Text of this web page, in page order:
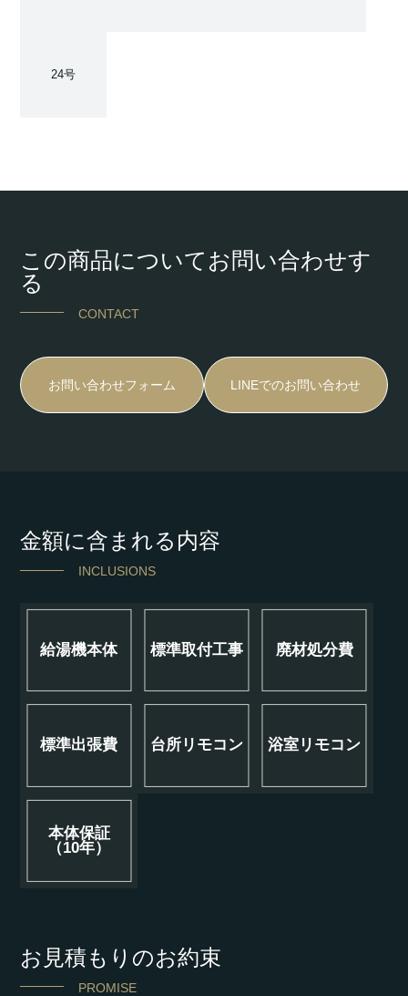
24号
この商品についてお問い合わせす
る
CONTACT
お問い合わせフォーム LINEでのお問い合わせ
金額に含まれる内容
INCLUSIONS
給湯機本体 標準取付工事 廃材処分費
標準出張費 台所リモコン 浴室リモコン
本体保証
（10年）
お見積もりのお約束
PROMISE